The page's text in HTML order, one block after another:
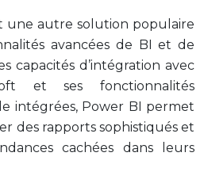
une autre solution populaire
avancées de BI et de
capacités d’intégration avec
et ses fonctionnalités
intégrées, Power BI permet
des rapports sophistiqués et
cachées dans leurs